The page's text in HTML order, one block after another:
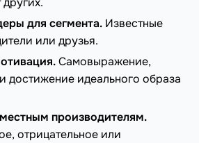
для сегмента. Известные
или друзья.
Самовыражение,
достижение идеального образа
производителям.
отрицательное или